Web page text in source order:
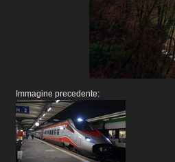
Immagine precedente: